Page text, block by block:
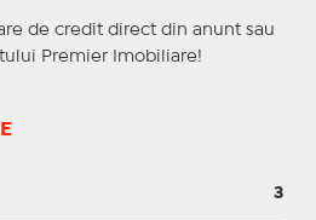
de credit direct din anunt sau
Premier Imobiliare!
3